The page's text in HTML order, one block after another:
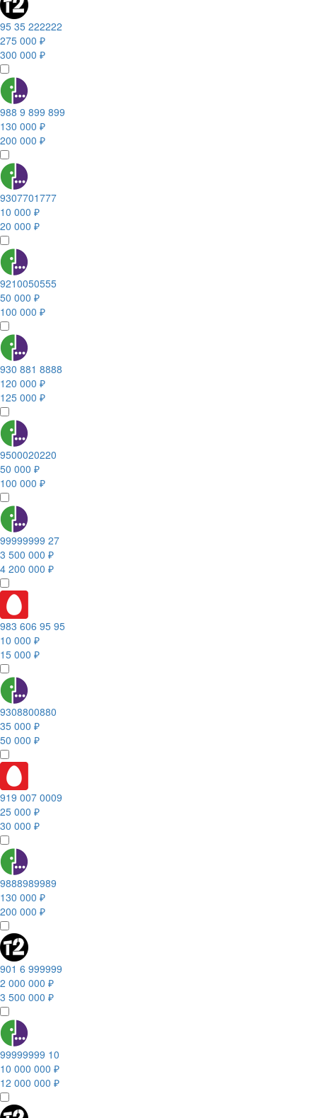
95 35 222222
275 000 ₽
300 000 ₽
988 9 899 899
130 000 ₽
200 000 ₽
9307701777
10 000 ₽
20 000 ₽
9210050555
50 000 ₽
100 000 ₽
930 881 8888
120 000 ₽
125 000 ₽
9500020220
50 000 ₽
100 000 ₽
99999999 27
3 500 000 ₽
4 200 000 ₽
983 606 95 95
10 000 ₽
15 000 ₽
9308800880
35 000 ₽
50 000 ₽
919 007 0009
25 000 ₽
30 000 ₽
9888989989
130 000 ₽
200 000 ₽
901 6 999999
2 000 000 ₽
3 500 000 ₽
99999999 10
10 000 000 ₽
12 000 000 ₽